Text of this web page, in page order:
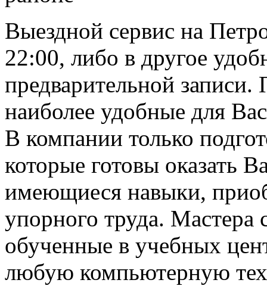
Выездной сервис на
22:00, либо в другое
предварительной
наиболее удобные для
В компании только
которые готовы оказать
имеющиеся навыки,
упорного труда.
обученные в учебных
любую компьютерную